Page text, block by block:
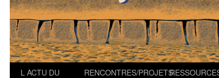
Aller
L ACTU DU
RENCONTRES/PROJETS